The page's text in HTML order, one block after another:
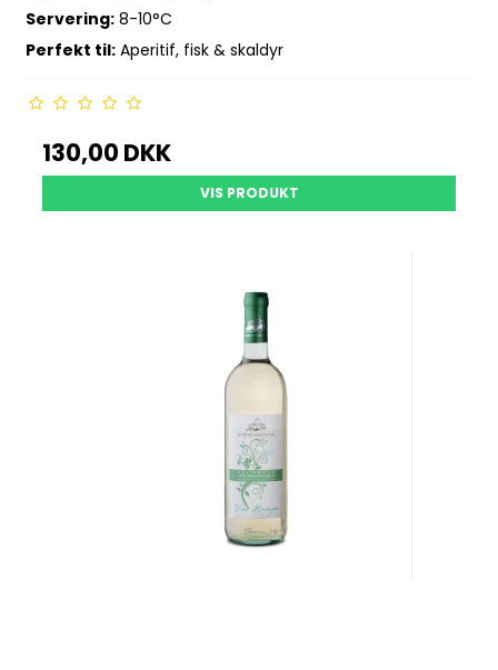
Servering: 8-10°C
Perfekt til: Aperitif, fisk & skaldyr
130,00 DKK
VIS PRODUKT